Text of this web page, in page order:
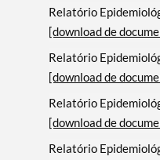
Termo de Pesquisa
Categorias gerais
Relatório
[download de
Relatório
[download de
Relatório
[download de
Relatório